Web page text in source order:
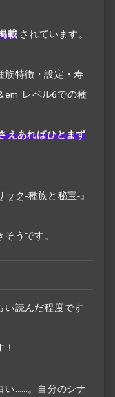
載 されています。
族特徴・設定・寿
レベル6での種
えあればひとまず
ック-種族と秘宝-』
うです。
い読んだ程度です
い……。自分のシナ